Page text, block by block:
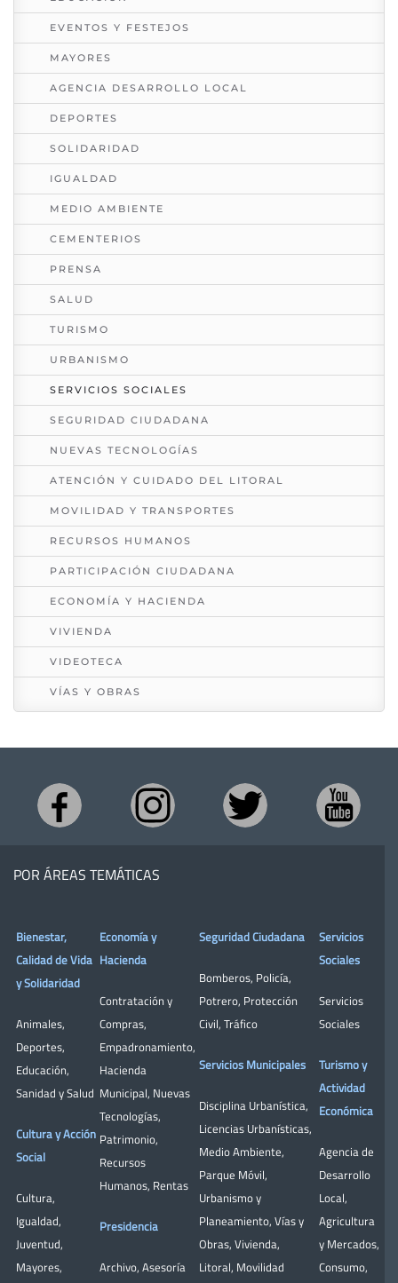
EVENTOS Y FESTEJOS
MAYORES
AGENCIA DESARROLLO LOCAL
DEPORTES
SOLIDARIDAD
IGUALDAD
MEDIO AMBIENTE
CEMENTERIOS
PRENSA
SALUD
TURISMO
URBANISMO
SERVICIOS SOCIALES
SEGURIDAD CIUDADANA
NUEVAS TECNOLOGÍAS
ATENCIÓN Y CUIDADO DEL LITORAL
MOVILIDAD Y TRANSPORTES
RECURSOS HUMANOS
PARTICIPACIÓN CIUDADANA
ECONOMÍA Y HACIENDA
VIVIENDA
VIDEOTECA
VÍAS Y OBRAS
POR ÁREAS TEMÁTICAS
Bienestar,
Calidad de Vida
y Solidaridad
Animales,
Deportes,
Educación,
Sanidad y Salud
Cultura y Acción
Social
Cultura,
Igualdad,
Juventud,
Mayores,
Economía y
Hacienda
Contratación y
Compras,
Empadronamiento,
Hacienda
Municipal, Nuevas
Tecnologías,
Patrimonio,
Recursos
Humanos, Rentas
Presidencia
Archivo, Asesoría
Seguridad Ciudadana
Bomberos, Policía,
Potrero, Protección
Civil, Tráfico
Servicios Municipales
Disciplina Urbanística,
Licencias Urbanísticas,
Medio Ambiente,
Parque Móvil,
Urbanismo y
Planeamiento, Vías y
Obras, Vivienda,
Litoral, Movilidad
Servicios
Sociales
Servicios
Sociales
Turismo y
Actividad
Económica
Agencia de
Desarrollo
Local,
Agricultura
y Mercados,
Consumo,